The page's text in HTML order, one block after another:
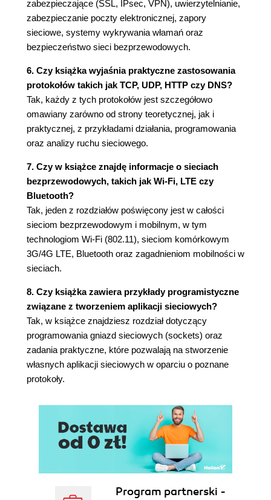
1.5.1. Architektura warstwowa
Warstwy protokołów
Warstwa aplikacji
Warstwa sieci
Warstwa łącza danych
Warstwa fizyczna
Model OSI
1.5.2. Kapsułkowanie
1.6. Sieci pod atakiem
Czarne charaktery mogą za
pośrednictwem internetu umieścić na
Czarne charaktery mogą zaatakować
serwery i infrastrukturę sieciową
Napastnicy mogą podglądać pakiety
Czarne charaktery mogą podać się za
1.7.1. Rozwój technologii przełączania
pakietów: 1961 1972
1.7.2. Sieci zastrzeżone i łączenie sieci:
1972 1980
1.7.3. Popularyzacja sieci: 1980 1990
1.7.4. Eksplozja internetu: lata 90.
Struktura książki
Problemy do rozwiązania i pytania
Rozdział 1. Pytania kontrolne
Problemy
Ćwiczenie realizowane za pomocą narzędzia
WYWIAD Z Leonard Kleinrock
zabezpieczające (SSL, IPsec, VPN), uwierzytelnianie,
zabezpieczanie poczty elektronicznej, zapory
sieciowe, systemy wykrywania włamań oraz
bezpieczeństwo sieci bezprzewodowych.
6. Czy książka wyjaśnia praktyczne zastosowania
protokołów takich jak TCP, UDP, HTTP czy DNS?
Tak, każdy z tych protokołów jest szczegółowo
omawiany zarówno od strony teoretycznej, jak i
praktycznej, z przykładami działania, programowania
oraz analizy ruchu sieciowego.
7. Czy w książce znajdę informacje o sieciach
bezprzewodowych, takich jak Wi-Fi, LTE czy
Bluetooth?
Tak, jeden z rozdziałów poświęcony jest w całości
sieciom bezprzewodowym i mobilnym, w tym
technologiom Wi-Fi (802.11), sieciom komórkowym
3G/4G LTE, Bluetooth oraz zagadnieniom mobilności w
sieciach.
8. Czy książka zawiera przykłady programistyczne
związane z tworzeniem aplikacji sieciowych?
Tak, w książce znajdziesz rozdział dotyczący
programowania gniazd sieciowych (sockets) oraz
zadania praktyczne, które pozwalają na stworzenie
własnych aplikacji sieciowych w oparciu o poznane
protokoły.
Program partnerski -